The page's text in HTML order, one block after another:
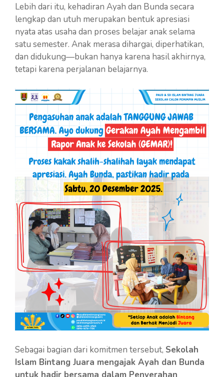
Lebih dari itu, kehadiran Ayah dan Bunda secara
lengkap dan utuh merupakan bentuk apresiasi
nyata atas usaha dan proses belajar anak selama
satu semester. Anak merasa dihargai, diperhatikan,
dan didukung—bukan hanya karena hasil akhirnya,
tetapi karena perjalanan belajarnya.
Sebagai bagian dari komitmen tersebut, Sekolah
Islam Bintang Juara mengajak Ayah dan Bunda
untuk hadir bersama dalam Penyerahan